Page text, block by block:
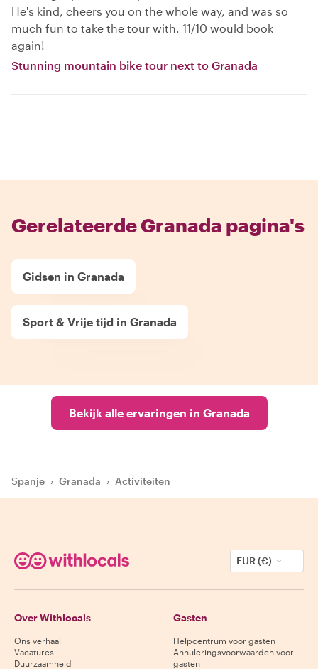
He's kind, cheers you on the whole way, and was so
much fun to take the tour with. 11/10 would book
again!
Stunning mountain bike tour next to Granada
Gerelateerde Granada pagina's
Gidsen in Granada
Sport & Vrije tijd in Granada
Bekijk alle ervaringen in Granada
Spanje › Granada › Activiteiten
EUR (€)
Over Withlocals
Ons verhaal
Vacatures
Duurzaamheid
Gasten
Helpcentrum voor gasten
Annuleringsvoorwaarden voor
gasten